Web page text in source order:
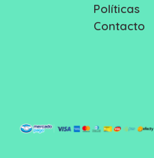
Políticas
Contacto